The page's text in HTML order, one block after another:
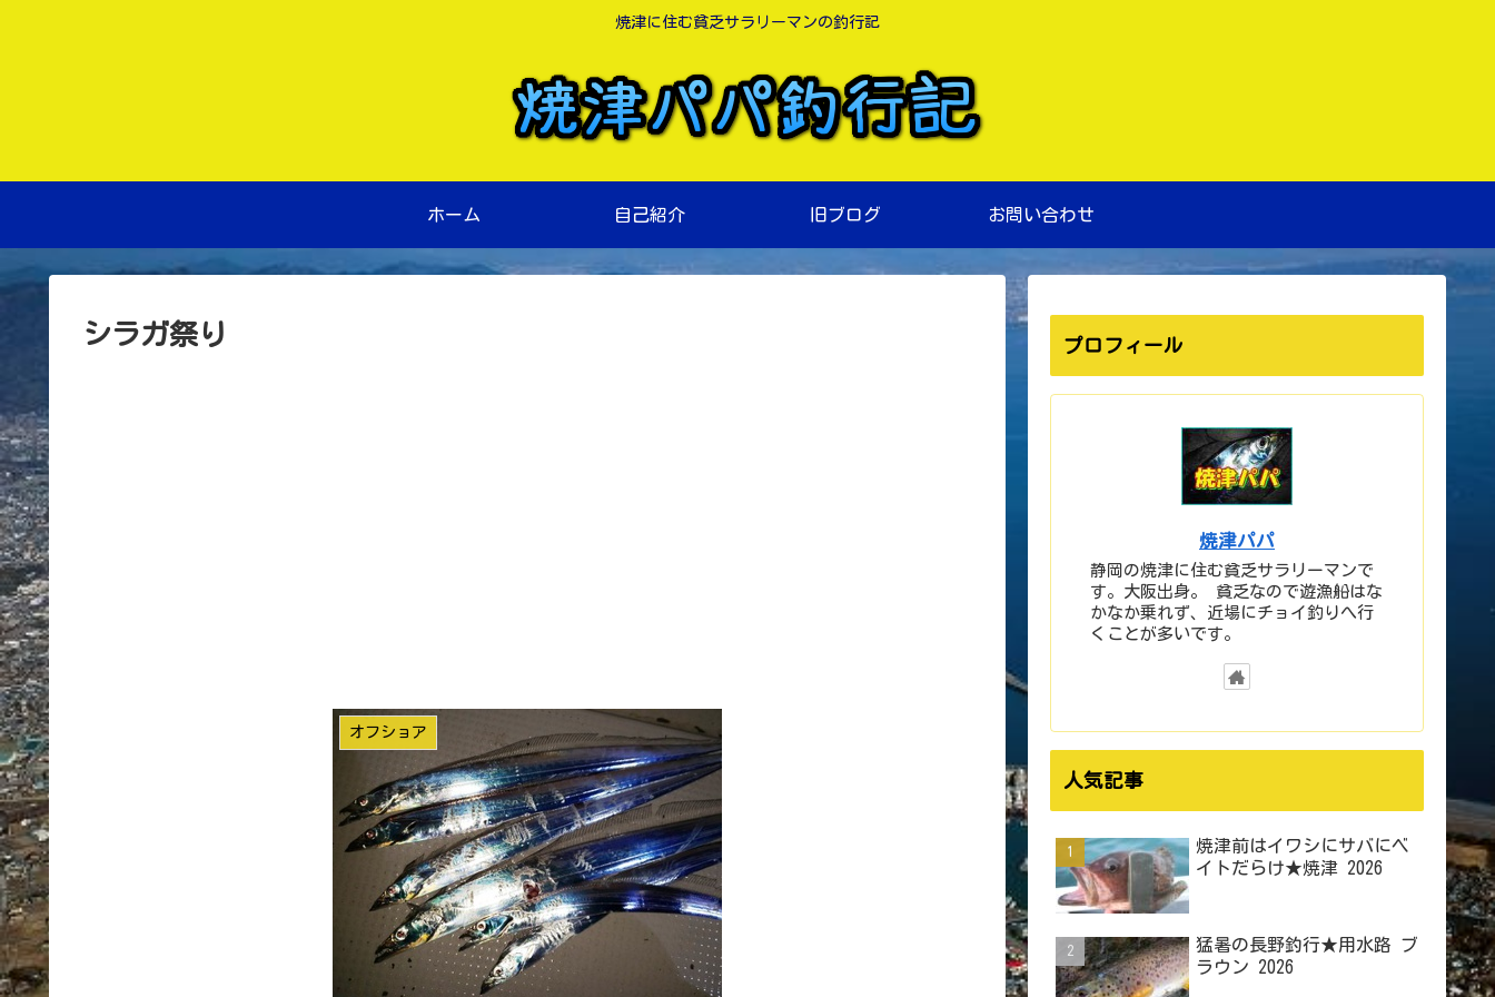
焼津に住む貧乏サラリーマンの釣行記
ホーム 自己紹介 旧ブログ お問い合わせ
シラガ祭り
オフショア
プロフィール
焼津パパ
静岡の焼津に住む貧乏サラリーマンで
す。大阪出身。 貧乏なので遊漁船はな
かなか乗れず、近場にチョイ釣りへ行
くことが多いです。
人気記事
焼津前はイワシにサバにベ
イトだらけ★焼津 2026
猛暑の長野釣行★用水路 ブ
ラウン 2026